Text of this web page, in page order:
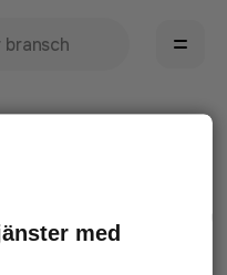
kan avhjälpa det.
och försök igen
med